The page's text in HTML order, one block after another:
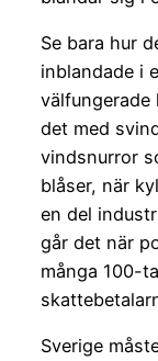
Se bara hur
inblandade i
det med
vindsnurror
blåser, när
en del
går det när
många 100-
Sverige